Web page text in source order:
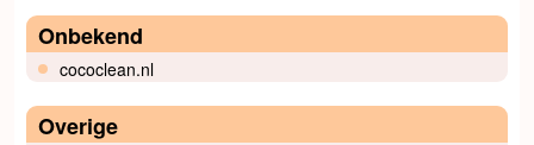
Onbekend
cococlean.nl
Overige